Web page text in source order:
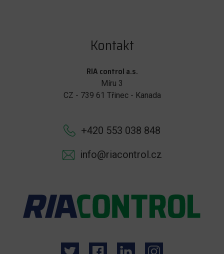
Kontakt
RIA control a.s.
Míru 3
CZ - 739 61 Třinec - Kanada
+420 553 038 848
info@riacontrol.cz